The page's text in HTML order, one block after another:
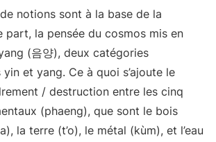
notions sont à la base de la
part, la pensée du cosmos mis en
(음양), deux catégories
et yang. Ce à quoi s’ajoute le
/ destruction entre les cinq
(phaeng), que sont le bois
la terre (t’o), le métal (kùm), et l’eau